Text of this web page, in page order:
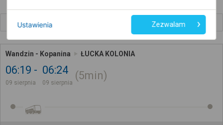
Wandzin - Kopanina ŁUCKA KOLONIA
06:19
09 sierpnia
06:24
09 sierpnia
5min
Ustawienia Zezwalam